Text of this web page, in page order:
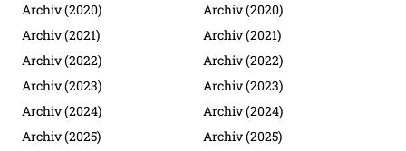
Archiv (2020)
Archiv (2021)
Archiv (2022)
Archiv (2023)
Archiv (2024)
Archiv (2025)
Archiv (2020)
Archiv (2021)
Archiv (2022)
Archiv (2023)
Archiv (2024)
Archiv (2025)